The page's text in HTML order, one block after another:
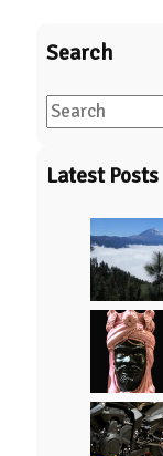
Search
S
aLatest Posts